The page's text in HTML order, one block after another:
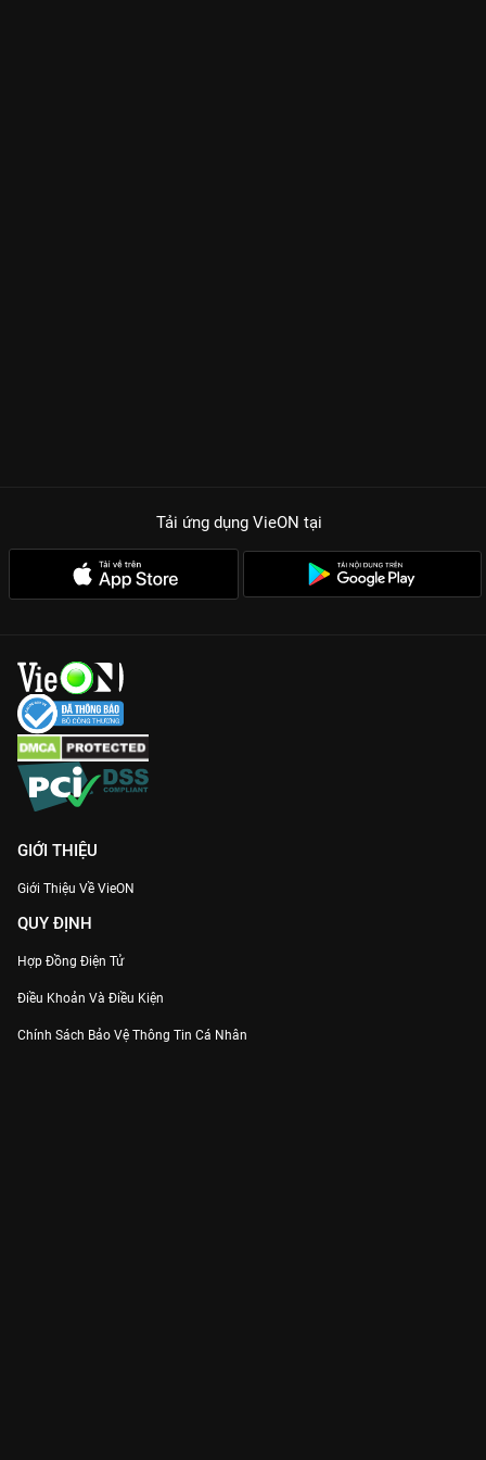
Tải ứng dụng VieON tại
GIỚI THIỆU
Giới Thiệu Về VieON
QUY ĐỊNH
Hợp Đồng Điện Tử
Điều Khoản Và Điều Kiện
Chính Sách Bảo Vệ Thông Tin Cá Nhân